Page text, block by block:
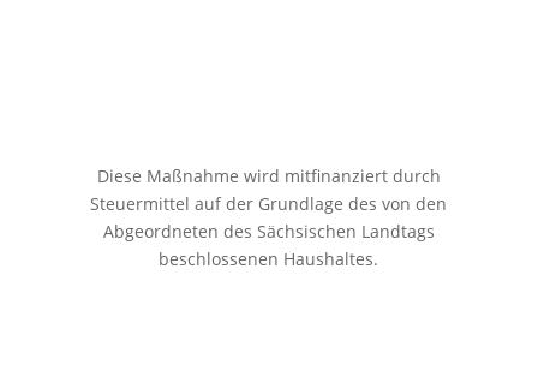
Diese Maßnahme wird mitfinanziert durch
Steuermittel auf der Grundlage des von den
Abgeordneten des Sächsischen Landtags
beschlossenen Haushaltes.